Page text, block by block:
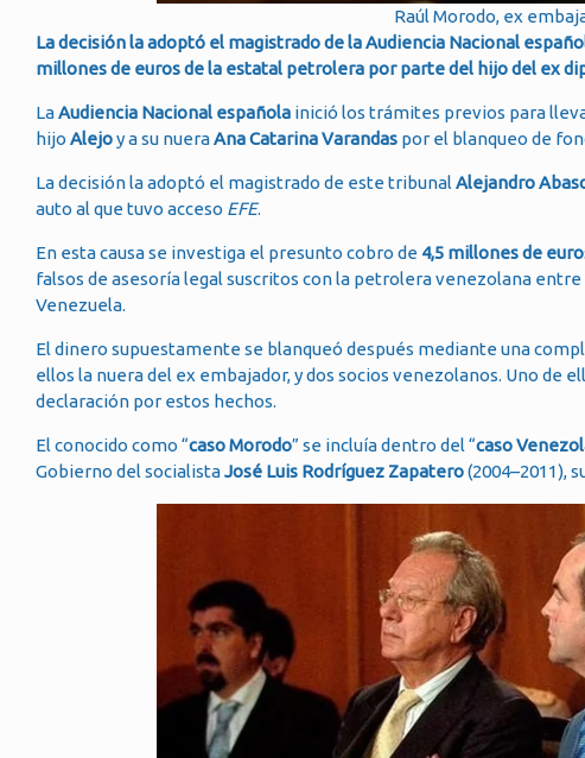
Raúl Morodo, ex
La decisión la adoptó el magistrado de la Audiencia Nacional
millones de euros de la estatal petrolera por parte del hijo del ex
LaAudiencia Nacional española inició los trámites previos para
hijo Alejoy a su nueraAna Catarina Varandas por el blanqueo de
La decisión la adoptó el magistrado de este tribunal Alejandro
auto al que tuvo acceso EFE.
En esta causa se investiga el presunto cobro de 4,5 millones de
falsos de asesoría legal suscritos con la petrolera venezolana
Venezuela.
El dinero supuestamente se blanqueó después mediante una
ellos la nuera del ex embajador, y dos socios venezolanos. Uno de
declaración por estos hechos.
El conocido como “caso Morodo” se incluía dentro del “caso
Gobierno del socialistaJosé Luis Rodríguez Zapatero(2004–2011),